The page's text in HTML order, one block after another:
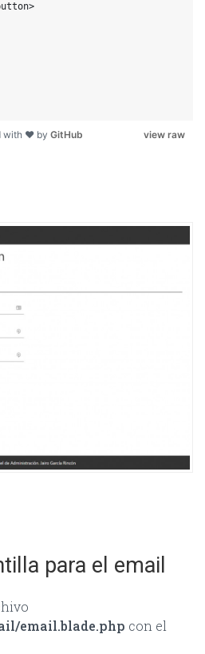
view raw
with ❤ by GitHub
para el email
email.blade.php con el